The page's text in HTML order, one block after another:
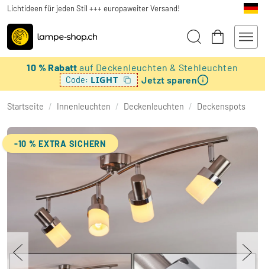
Lichtideen für jeden Stil +++ europaweiter Versand!
10 % Rabattauf Deckenleuchten & Stehleuchten
Code: LIGHT Jetzt sparen
Startseite / Innenleuchten / Deckenleuchten / Deckenspots
-10 % EXTRA SICHERN